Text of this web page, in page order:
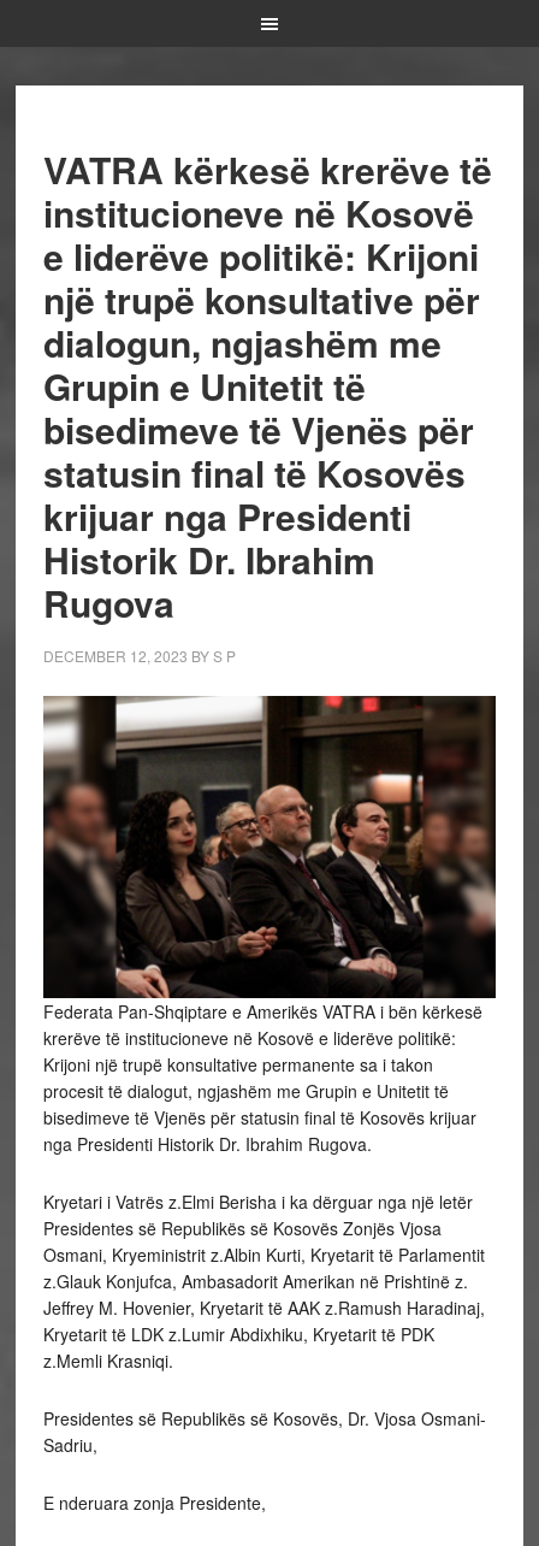
VATRA kërkesë krerëve të
institucioneve në Kosovë
e liderëve politikë: Krijoni
një trupë konsultative për
dialogun, ngjashëm me
Grupin e Unitetit të
bisedimeve të Vjenës për
statusin final të Kosovës
krijuar nga Presidenti
Historik Dr. Ibrahim
Rugova
DECEMBER 12, 2023 BYS P
Federata Pan-Shqiptare e Amerikës VATRA i bën kërkesë
krerëve të institucioneve në Kosovë e liderëve politikë:
Krijoni një trupë konsultative permanente sa i takon
procesit të dialogut, ngjashëm me Grupin e Unitetit të
bisedimeve të Vjenës për statusin final të Kosovës krijuar
nga Presidenti Historik Dr. Ibrahim Rugova.
Kryetari i Vatrës z.Elmi Berisha i ka dërguar nga një letër
Presidentes së Republikës së Kosovës Zonjës Vjosa
Osmani, Kryeministrit z.Albin Kurti, Kryetarit të Parlamentit
z.Glauk Konjufca, Ambasadorit Amerikan në Prishtinë z.
Jeffrey M. Hovenier, Kryetarit të AAK z.Ramush Haradinaj,
Kryetarit të LDK z.Lumir Abdixhiku, Kryetarit të PDK
z.Memli Krasniqi.
Presidentes së Republikës së Kosovës, Dr. Vjosa Osmani-
Sadriu,
E nderuara zonja Presidente,